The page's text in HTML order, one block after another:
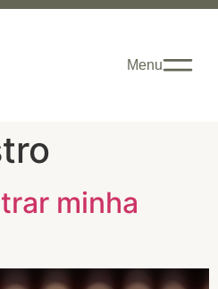
Menu
minha